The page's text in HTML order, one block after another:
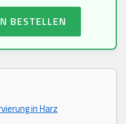
BESTELLEN
in Harz